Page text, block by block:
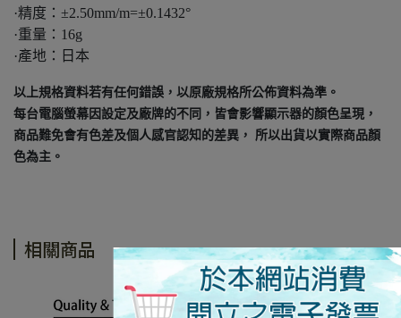
·精度：±2.50mm/m=±0.1432°
·重量：16g
·產地：日本
以上規格資料若有任何錯誤，以原廠規格所公佈資料為準。
每台電腦螢幕因設定及廠牌的不同，皆會影響顯示器的顏色呈現，
商品難免會有色差及個人感官認知的差異， 所以出貨以實際商品顏
色為主。
相關商品